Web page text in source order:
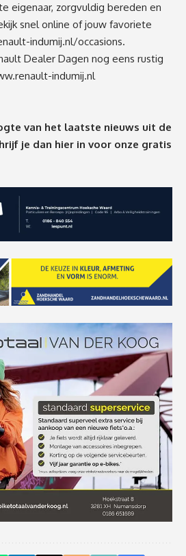
eigenaar, zorgvuldig bereden en
snel online of jouw favoriete
indumij.nl/occasions.
Dealer Dagen nog eens rustig
indumij.nl
van het laatste nieuws uit de
je dan hier in voor onze gratis